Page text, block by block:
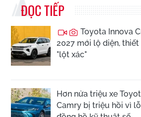
ĐỌC TIẾP
Toyota Innova
2027 mới lộ diện, thiết
"lột xác"
Hơn nửa triệu xe
Camry bị triệu hồi vì